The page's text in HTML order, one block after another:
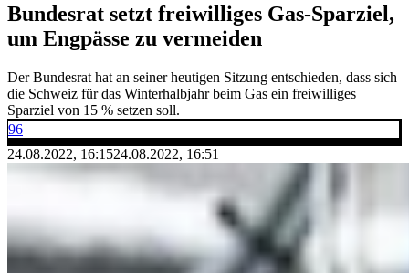
Bundesrat setzt freiwilliges Gas-Sparziel,
um Engpässe zu vermeiden
Der Bundesrat hat an seiner heutigen Sitzung entschieden, dass sich
die Schweiz für das Winterhalbjahr beim Gas ein freiwilliges
Sparziel von 15 % setzen soll.
96
24.08.2022, 16:1524.08.2022, 16:51